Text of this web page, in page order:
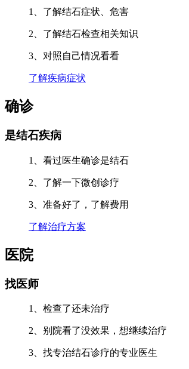
1、了解结石症状、危害
2、了解结石检查相关知识
3、对照自己情况看看
了解疾病症状
确诊
是结石疾病
1、看过医生确诊是结石
2、了解一下微创诊疗
3、准备好了，了解费用
了解治疗方案
医院
找医师
1、检查了还未治疗
2、别院看了没效果，想继续治疗
3、找专治结石诊疗的专业医生